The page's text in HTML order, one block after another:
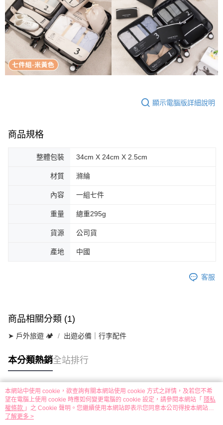
顯示電腦版詳細說明
商品規格
整體包裝 34cm X 24cm X 2.5cm
材質 滌綸
內容 一組七件
重量 總重295g
貨源 公司貨
產地 中國
客服
商品相關分類 (1)
➤ 戶外旅遊 🏕 出遊必備｜行李配件
本分類熱銷全站排行
熱門標籤
本網站中使用 cookie，欲查詢有關本網站使用 cookie 方式之詳情，及若您不希
望在電腦上使用 cookie 時應如何變更電腦的 cookie 設定，請參閱本網站「 隱私
權條款 」之 Cookie 聲明。您繼續使用本網站即表示您同意本公司得按本網站使
用條款之 Cookie 聲明使用 cookie。
了解更多 >